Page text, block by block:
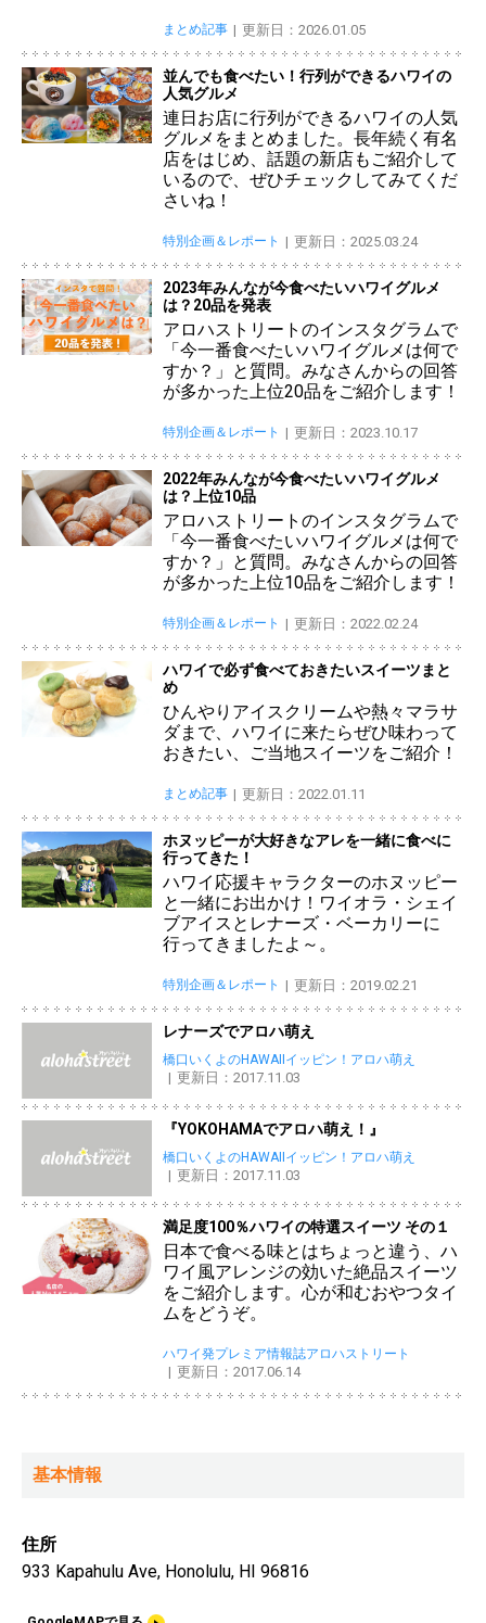
まとめ記事 更新日：2026.01.05
並んでも食べたい！行列ができるハワイの
人気グルメ
連日お店に行列ができるハワイの人気
グルメをまとめました。長年続く有名
店をはじめ、話題の新店もご紹介して
いるので、ぜひチェックしてみてくだ
さいね！
特別企画＆レポート 更新日：2025.03.24
2023年みんなが今食べたいハワイグルメ
は？20品を発表
アロハストリートのインスタグラムで
「今一番食べたいハワイグルメは何で
すか？」と質問。みなさんからの回答
が多かった上位20品をご紹介します！
特別企画＆レポート 更新日：2023.10.17
2022年みんなが今食べたいハワイグルメ
は？上位10品
アロハストリートのインスタグラムで
「今一番食べたいハワイグルメは何で
すか？」と質問。みなさんからの回答
が多かった上位10品をご紹介します！
特別企画＆レポート 更新日：2022.02.24
ハワイで必ず食べておきたいスイーツまと
め
ひんやりアイスクリームや熱々マラサ
ダまで、ハワイに来たらぜひ味わって
おきたい、ご当地スイーツをご紹介！
まとめ記事 更新日：2022.01.11
ホヌッピーが大好きなアレを一緒に食べに
行ってきた！
ハワイ応援キャラクターのホヌッピー
と一緒にお出かけ！ワイオラ・シェイ
ブアイスとレナーズ・ベーカリーに
行ってきましたよ～。
特別企画＆レポート 更新日：2019.02.21
レナーズでアロハ萌え
橋口いくよのHAWAIIイッピン！アロハ萌え
更新日：2017.11.03
『YOKOHAMAでアロハ萌え！』
橋口いくよのHAWAIIイッピン！アロハ萌え
更新日：2017.11.03
満足度100％ハワイの特選スイーツ その１
日本で食べる味とはちょっと違う、ハ
ワイ風アレンジの効いた絶品スイーツ
をご紹介します。心が和むおやつタイ
ムをどうぞ。
ハワイ発プレミア情報誌アロハストリート
更新日：2017.06.14
基本情報
住所
933 Kapahulu Ave, Honolulu, HI 96816